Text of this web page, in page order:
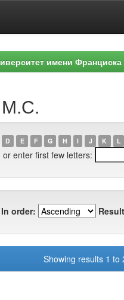
имени
М.С.
D E F G H I J K L
or enter first few letters:
In order:
Showing results 1 to